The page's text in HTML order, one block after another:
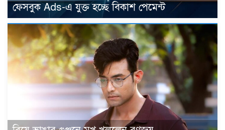
ফেসবুক Ads-এ যুক্ত হচ্ছে বিকাশ পেমেন্ট